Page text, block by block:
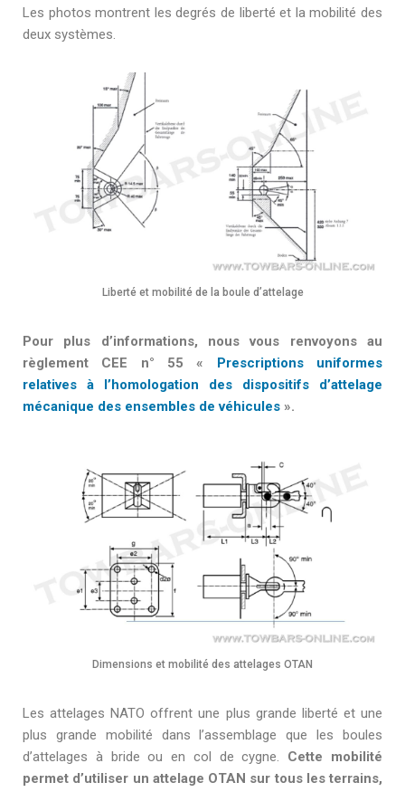
Les photos montrent les degrés de liberté et la mobilité des
deux systèmes.
Liberté et mobilité de la boule d’attelage
Pour plus d’informations, nous vous renvoyons au
règlement CEE n° 55 « Prescriptions uniformes
relatives à l’homologation des dispositifs d’attelage
mécanique des ensembles de véhicules ».
Dimensions et mobilité des attelages OTAN
Les attelages NATO offrent une plus grande liberté et une
plus grande mobilité dans l’assemblage que les boules
d’attelages à bride ou en col de cygne. Cette mobilité
permet d’utiliser un attelage OTAN sur tous les terrains,